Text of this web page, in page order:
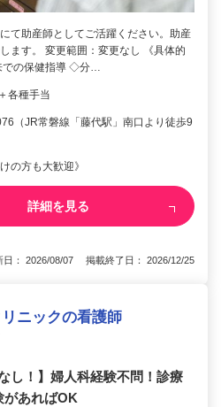
て助産師としてご活躍ください。助産
ます。 変更範囲：変更なし 《具体的
の保健指導 ◇分…
各種手当
（JR常磐線「藤代駅」南口より徒歩9
の方も大歓迎》
詳細を見る
日： 2026/08/07 掲載終了日： 2026/12/25
ニックの看護師
し！】婦人科経験不問！診療
があればOK